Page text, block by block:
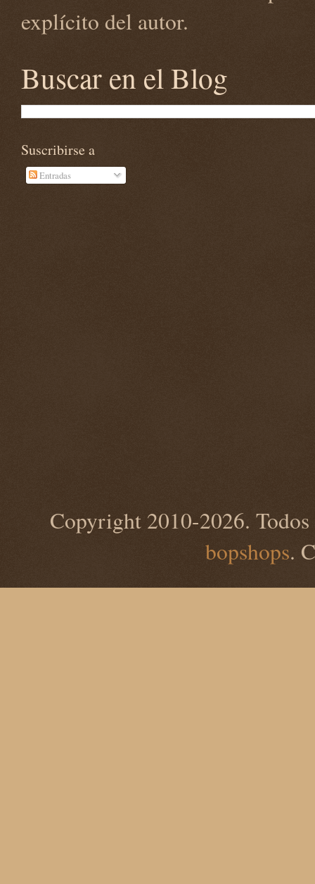
explícito del autor.
Buscar en el Blog
Suscribirse a
Entradas
Copyright 2010-2026. Todos
bopshops.